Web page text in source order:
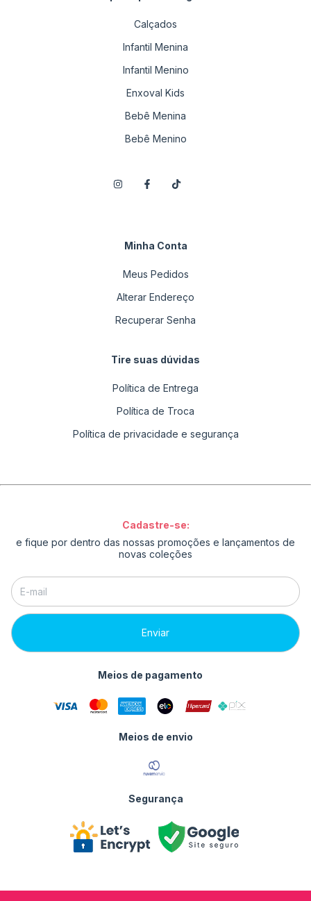
Calçados
Infantil Menina
Infantil Menino
Enxoval Kids
Bebê Menina
Bebê Menino
Minha Conta
Meus Pedidos
Alterar Endereço
Recuperar Senha
Tire suas dúvidas
Política de Entrega
Política de Troca
Política de privacidade e segurança
Cadastre-se:
e fique por dentro das nossas promoções e lançamentos de
novas coleções
Meios de pagamento
Meios de envio
Segurança